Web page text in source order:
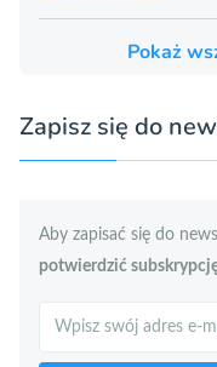
Pokaż
Zapisz się do
Aby zapisać się do
potwierdzić
Szukaj